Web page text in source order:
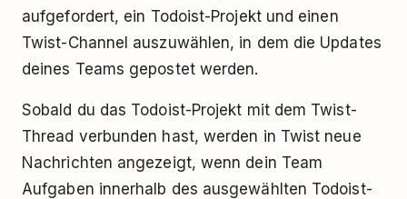
aufgefordert, ein Todoist-Projekt und einen
Twist-Channel auszuwählen, in dem die Updates
deines Teams gepostet werden.
Sobald du das Todoist-Projekt mit dem Twist-
Thread verbunden hast, werden in Twist neue
Nachrichten angezeigt, wenn dein Team
Aufgaben innerhalb des ausgewählten Todoist-